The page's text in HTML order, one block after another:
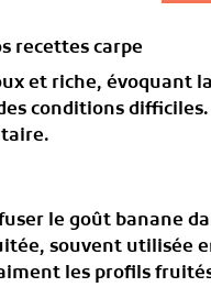
recettes carpe
et riche, évoquant
conditions
le goût banane
souvent utilisée
les profils